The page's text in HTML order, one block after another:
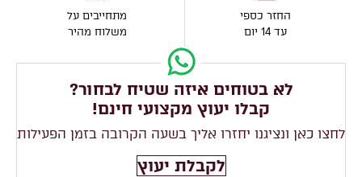
החזר כספי
עד 14 יום
מתחייבים על
משלוח מהיר
לא בטוחים איזה שטיח לבחור?
קבלו יעוץ מקצועי חינם!
לחצו כאן ונציגנו יחזרו אליך בשעה הקרובה בזמן הפעילות
לקבלת יעוץ